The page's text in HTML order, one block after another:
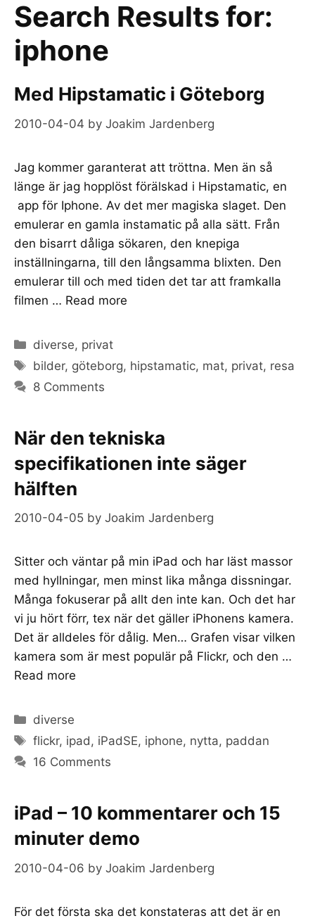
Search Results for:
iphone
Med Hipstamatic i Göteborg
2010-04-04 by Joakim Jardenberg
Jag kommer garanterat att tröttna. Men än så
länge är jag hopplöst förälskad i Hipstamatic, en
app för Iphone. Av det mer magiska slaget. Den
emulerar en gamla instamatic på alla sätt. Från
den bisarrt dåliga sökaren, den knepiga
inställningarna, till den långsamma blixten. Den
emulerar till och med tiden det tar att framkalla
filmen … Read more
Categories
diverse, privat
Tags
bilder, göteborg, hipstamatic, mat, privat, resa
8 Comments
När den tekniska
specifikationen inte säger
hälften
2010-04-05 by Joakim Jardenberg
Sitter och väntar på min iPad och har läst massor
med hyllningar, men minst lika många dissningar.
Många fokuserar på allt den inte kan. Och det har
vi ju hört förr, tex när det gäller iPhonens kamera.
Det är alldeles för dålig. Men… Grafen visar vilken
kamera som är mest populär på Flickr, och den …
Read more
Categories
diverse
Tags
flickr, ipad, iPadSE, iphone, nytta, paddan
16 Comments
iPad – 10 kommentarer och 15
minuter demo
2010-04-06 by Joakim Jardenberg
För det första ska det konstateras att det är en